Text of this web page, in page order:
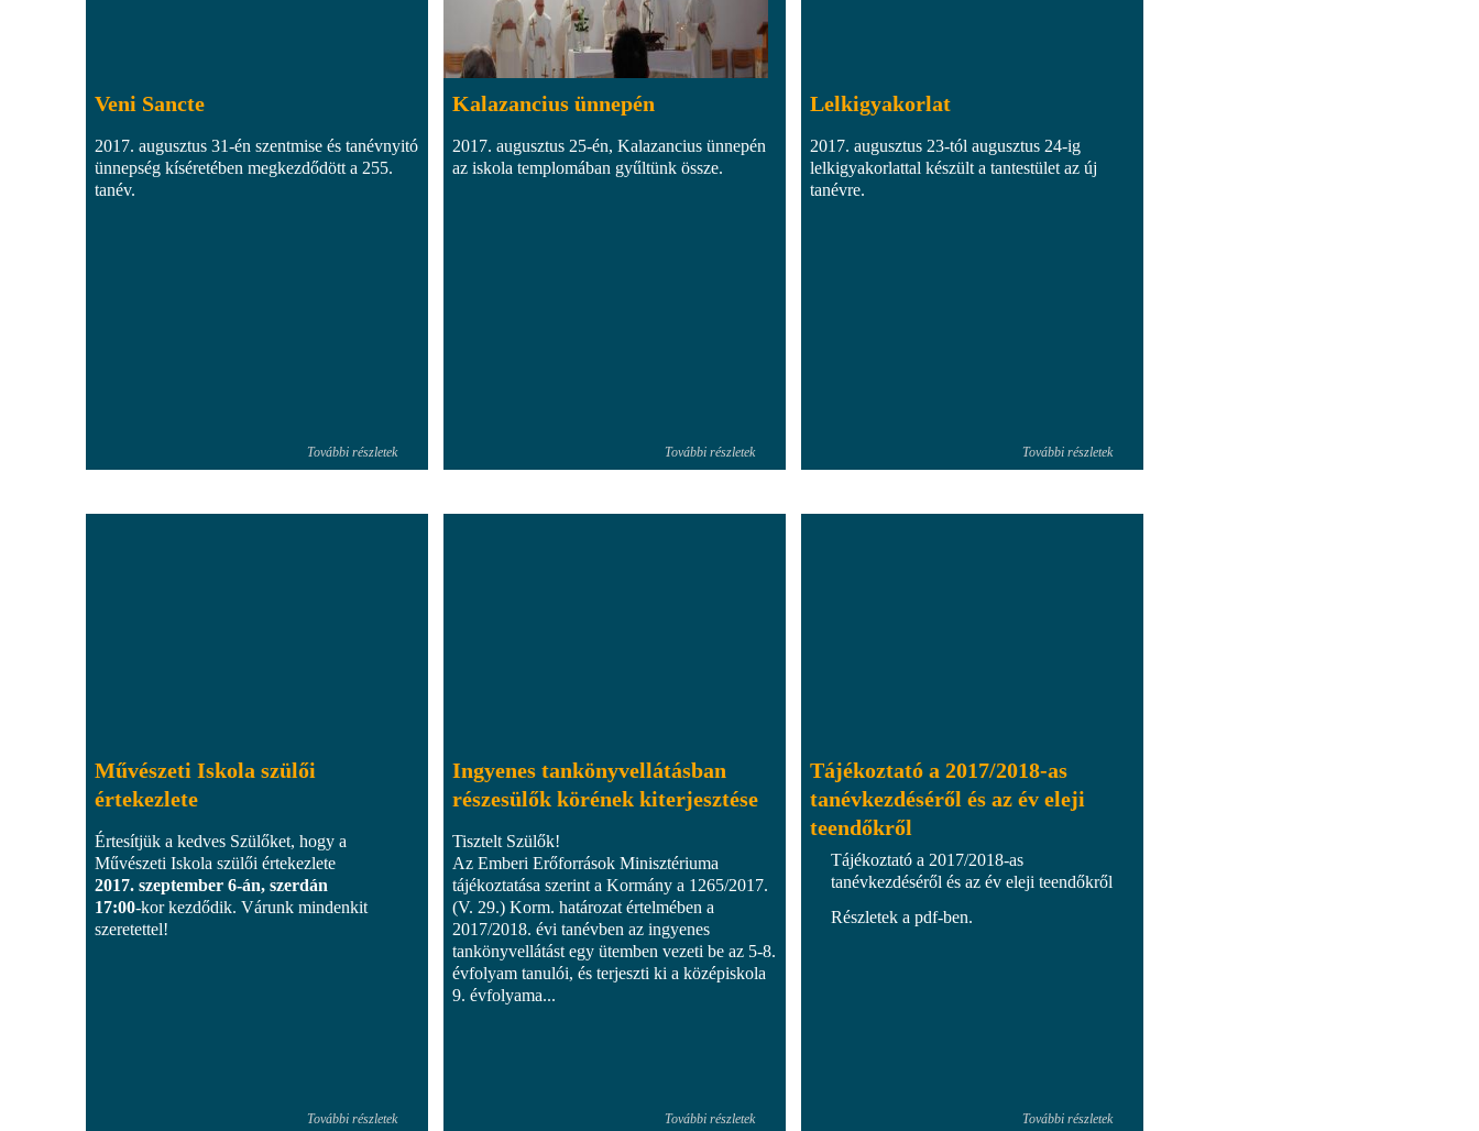
Veni Sancte
2017. augusztus 31-én szentmise és tanévnyitó
ünnepség kíséretében megkezdődött a 255.
tanév.
További részletek
Kalazancius ünnepén
2017. augusztus 25-én, Kalazancius ünnepén
az iskola templomában gyűltünk össze.
További részletek
Lelkigyakorlat
2017. augusztus 23-tól augusztus 24-ig
lelkigyakorlattal készült a tantestület az új
tanévre.
További részletek
Művészeti Iskola szülői
értekezlete
Értesítjük a kedves Szülőket, hogy a
Művészeti Iskola szülői értekezlete
2017. szeptember 6-án, szerdán
17:00-kor kezdődik. Várunk mindenkit
szeretettel!
További részletek
Ingyenes tankönyvellátásban
részesülők körének kiterjesztése
Tisztelt Szülők!
Az Emberi Erőforrások Minisztériuma
tájékoztatása szerint a Kormány a 1265/2017.
(V. 29.) Korm. határozat értelmében a
2017/2018. évi tanévben az ingyenes
tankönyvellátást egy ütemben vezeti be az 5-8.
évfolyam tanulói, és terjeszti ki a középiskola
9. évfolyama...
További részletek
Tájékoztató a 2017/2018-as
tanévkezdéséről és az év eleji
teendőkről
Tájékoztató a 2017/2018-as
tanévkezdéséről és az év eleji teendőkről
Részletek a pdf-ben.
További részletek